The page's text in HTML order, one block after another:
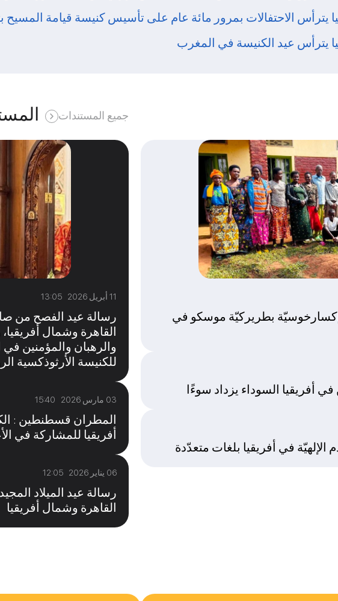
يترأس الاحتفالات بمرور مائة عام على تأسيس كنيسة قيامة المسيح
يترأس عيد الكنيسة في المغرب
بطريركيّة موسكو في
أفريقيا السوداء يزداد سوءًا
في أفريقيا بلغات متعدّدة
جميع المستندات
11 أبريل 2026 13:05
رسالة عيد الفصح من
القاهرة وشمال
والرهبان والمؤمنين في
للكنيسة الأرثوذكسية
03 مارس 2026 15:40
المطران قسطنطين :
أفريقيا للمشاركة في
06 يناير 2026 12:05
رسالة عيد الميلاد
القاهرة وشمال أفريقيا